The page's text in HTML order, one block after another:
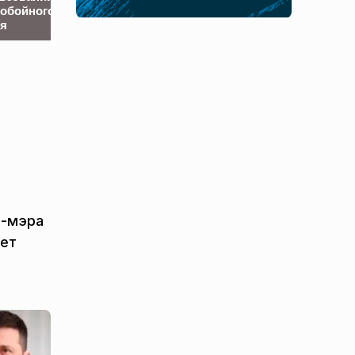
аэропорту Жешува в
ультиматум по
мэра